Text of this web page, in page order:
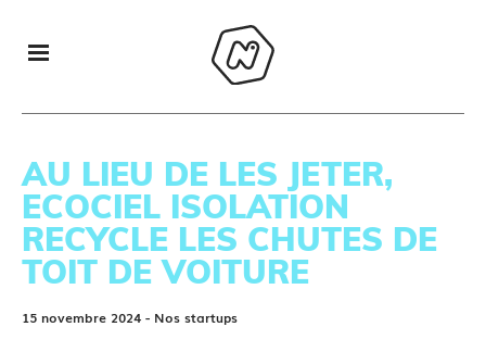
AU LIEU DE LES JETER,
ECOCIEL ISOLATION
RECYCLE LES CHUTES DE
TOIT DE VOITURE
15 novembre 2024 - Nos startups